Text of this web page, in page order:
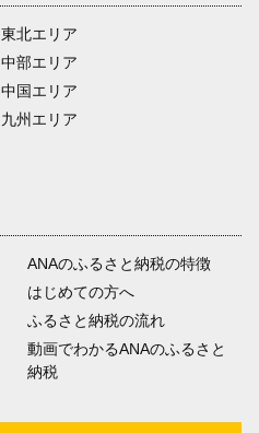
東北エリア
中部エリア
中国エリア
九州エリア
ANAのふるさと納税の特徴
はじめての方へ
ふるさと納税の流れ
動画でわかるANAのふるさと
納税